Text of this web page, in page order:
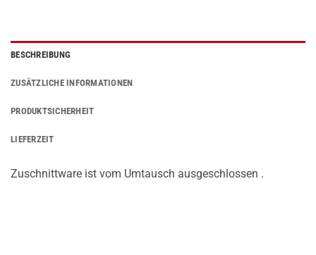
BESCHREIBUNG
ZUSÄTZLICHE INFORMATIONEN
PRODUKTSICHERHEIT
LIEFERZEIT
Zuschnittware ist vom Umtausch ausgeschlossen .